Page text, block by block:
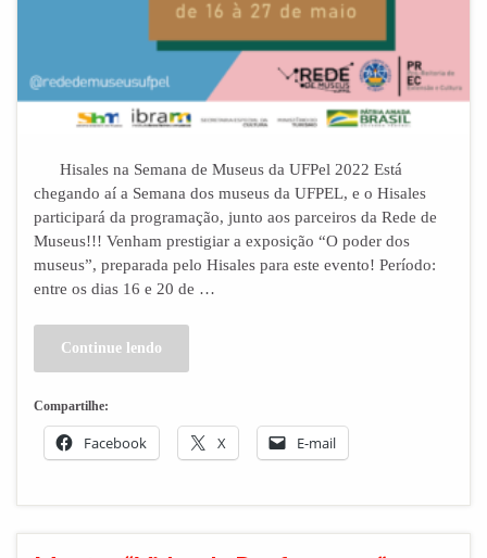
Hisales na Semana de Museus da UFPel 2022 Está
chegando aí a Semana dos museus da UFPEL, e o Hisales
participará da programação, junto aos parceiros da Rede de
Museus!!! Venham prestigiar a exposição “O poder dos
museus”, preparada pelo Hisales para este evento! Período:
entre os dias 16 e 20 de …
Continue lendo
Compartilhe:
Facebook X E-mail